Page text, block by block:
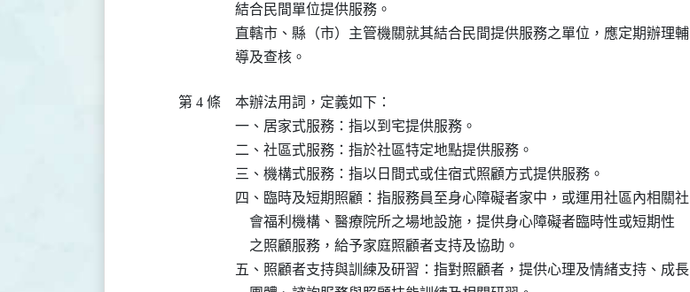
結合民間單位提供服務。
直轄市、縣（市）主管機關就其結合民間提供服務之單位，應定期辦理輔
導及查核。
第 4 條
本辦法用詞，定義如下：
一、居家式服務：指以到宅提供服務。
二、社區式服務：指於社區特定地點提供服務。
三、機構式服務：指以日間式或住宿式照顧方式提供服務。
四、臨時及短期照顧：指服務員至身心障礙者家中，或運用社區內相關社
    會福利機構、醫療院所之場地設施，提供身心障礙者臨時性或短期性
    之照顧服務，給予家庭照顧者支持及協助。
五、照顧者支持與訓練及研習：指對照顧者，提供心理及情緒支持、成長